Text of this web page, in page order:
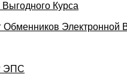
Курса
Обменников Электронной
ЭПС